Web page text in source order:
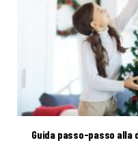
Guida passo-passo alla